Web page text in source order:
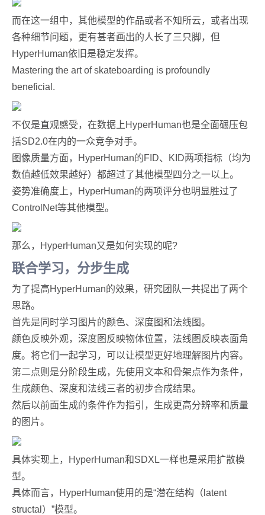
而在这一组中，其他模型的作品或者不知所云，或者出现
各种细节问题，更有甚者画出的人长了三只脚，但
HyperHuman依旧是稳定发挥。
Mastering the art of skateboarding is profoundly
beneficial.
不仅是直观感受，在数据上HyperHuman也是全面碾压包
括SD2.0在内的一众竞争对手。
图像质量方面，HyperHuman的FID、KID两项指标（均为
数值越低效果越好）都超过了其他模型四分之一以上。
姿势准确度上，HyperHuman的两项评分也明显胜过了
ControlNet等其他模型。
那么，HyperHuman又是如何实现的呢?
联合学习，分步生成
为了提高HyperHuman的效果，研究团队一共提出了两个
思路。
首先是同时学习图片的颜色、深度图和法线图。
颜色反映外观，深度图反映物体位置，法线图反映表面角
度。将它们一起学习，可以让模型更好地理解图片内容。
第二点则是分阶段生成，先使用文本和骨架点作为条件，
生成颜色、深度和法线三者的初步合成结果。
然后以前面生成的条件作为指引，生成更高分辨率和质量
的图片。
具体实现上，HyperHuman和SDXL一样也是采用扩散模
型。
具体而言，HyperHuman使用的是“潜在结构（latent
structal）”模型。